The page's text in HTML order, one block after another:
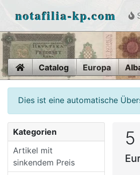
notafilia-kp.com
HomeCatalog Europa
Dies ist eine automatische
Kategorien
Artikel mit
sinkendem Preis
5